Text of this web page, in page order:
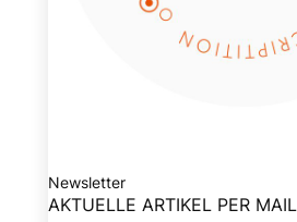
Newsletter
AKTUELLE ARTIKEL PER MAIL